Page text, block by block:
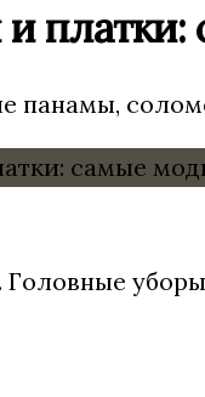
панамы,